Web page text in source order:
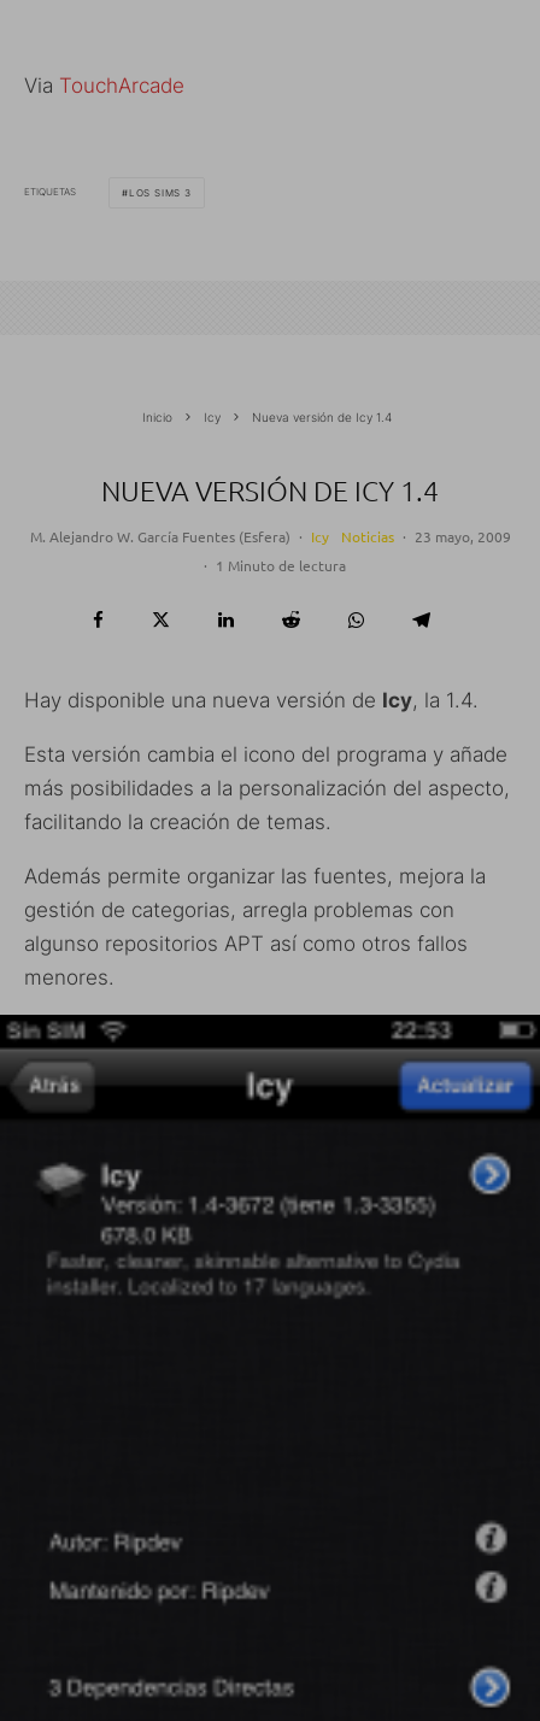
Via TouchArcade
ETIQUETAS LOS SIMS 3
Inicio Icy Nueva versión de Icy 1.4
NUEVA VERSIÓN DE ICY 1.4
M. Alejandro W. García Fuentes (Esfera) · Icy Noticias · 23 mayo, 2009
· 1 Minuto de lectura
Hay disponible una nueva versión de Icy, la 1.4.
Esta versión cambia el icono del programa y añade
más posibilidades a la personalización del aspecto,
facilitando la creación de temas.
Además permite organizar las fuentes, mejora la
gestión de categorias, arregla problemas con
algunso repositorios APT así como otros fallos
menores.